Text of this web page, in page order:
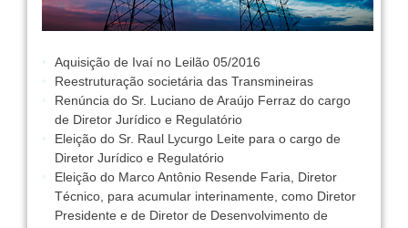
Aquisição de Ivaí no Leilão 05/2016
Reestruturação societária das Transmineiras
Renúncia do Sr. Luciano de Araújo Ferraz do cargo
de Diretor Jurídico e Regulatório
Eleição do Sr. Raul Lycurgo Leite para o cargo de
Diretor Jurídico e Regulatório
Eleição do Marco Antônio Resende Faria, Diretor
Técnico, para acumular interinamente, como Diretor
Presidente e de Diretor de Desenvolvimento de